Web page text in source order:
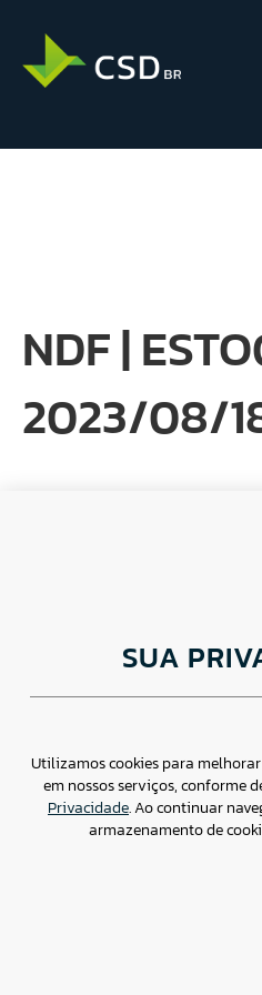
NDF |
2023/08/
Av. Brigadeiro Faria Lima,
Paulistano, São Paulo/ SP
Assessoria de imprensa:
SUA
Utilizamos cookies para
em nossos serviços, conforme
Privacidade. Ao continuar
armazenamento de